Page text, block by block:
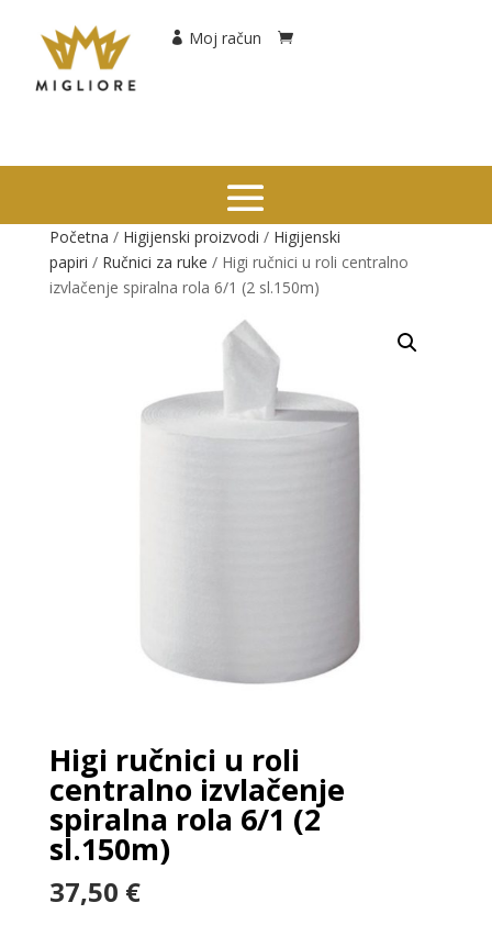
Moj račun
Početna / Higijenski proizvodi / Higijenski
papiri / Ručnici za ruke / Higi ručnici u roli centralno
izvlačenje spiralna rola 6/1 (2 sl.150m)
Higi ručnici u roli
centralno izvlačenje
spiralna rola 6/1 (2
sl.150m)
37,50 €